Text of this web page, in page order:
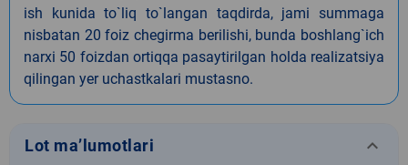
ish kunida to`liq to`langan taqdirda, jami summaga
nisbatan 20 foiz chegirma berilishi, bunda boshlang`ich
narxi 50 foizdan ortiqqa pasaytirilgan holda realizatsiya
qilingan yer uchastkalari mustasno.
Lot ma’lumotlari keyboard_arrow_down